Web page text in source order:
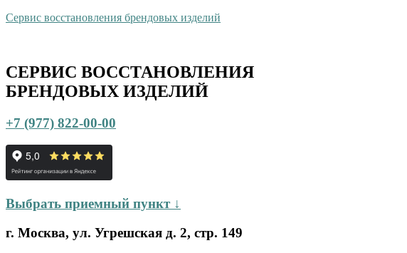
Сервис восстановления брендовых изделий
СЕРВИС ВОССТАНОВЛЕНИЯ
БРЕНДОВЫХ ИЗДЕЛИЙ
+7 (977) 822-00-00
Выбрать приемный пункт ↓
г. Москва, ул. Угрешская д. 2, стр. 149